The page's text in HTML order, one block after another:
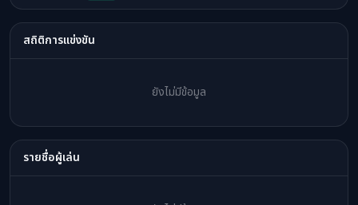
สถิติการแข่งขัน
ยังไม่มีข้อมูล
รายชื่อผู้เล่น